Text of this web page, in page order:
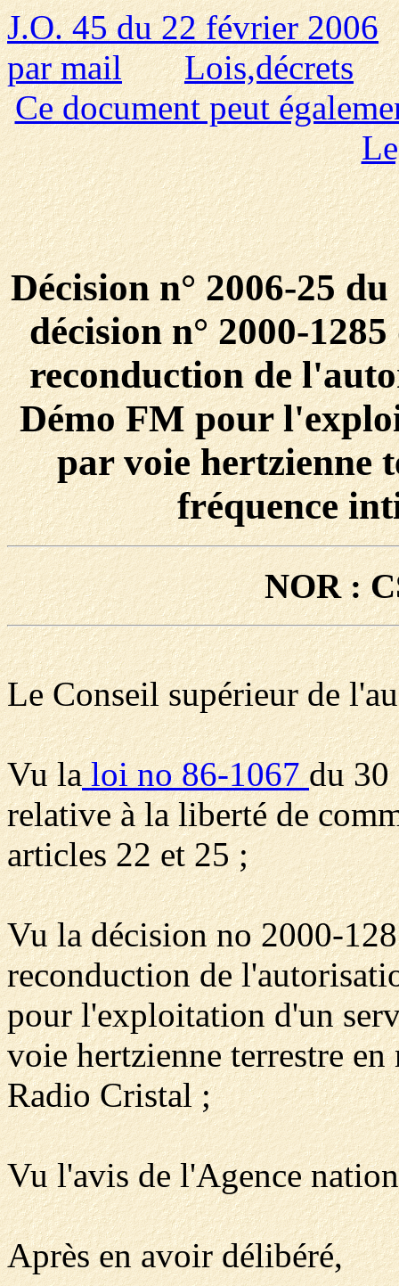
J.O. 45 du 22 février 2006
par mail
Lois,décrets
Ce document peut
Décision n° 2006-25
décision n° 2000-
reconduction de
Démo FM pour
par voie hertzienne
fréquence
NOR :
Le Conseil supérieur de
Vu laloi no 86-1067du 30
relative à la liberté de
articles 22 et 25 ;
Vu la décision no 2000-
reconduction de
pour l'exploitation d'un
voie hertzienne terrestre
Radio Cristal ;
Vu l'avis de l'Agence
Après en avoir délibéré,